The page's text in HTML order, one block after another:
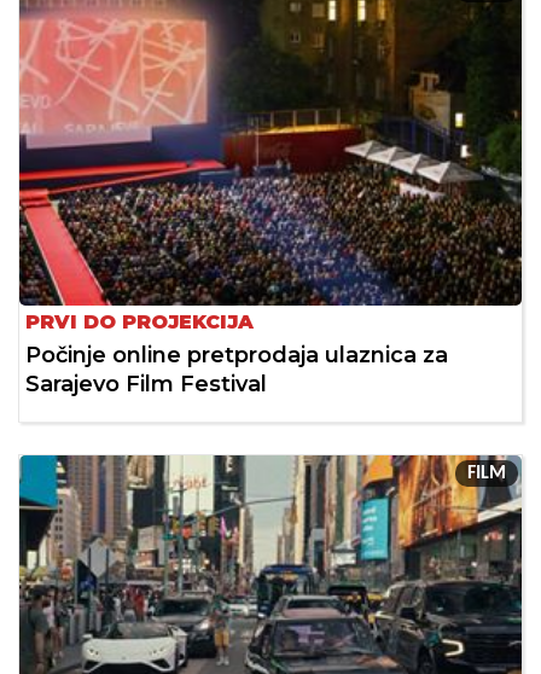
PRVI DO PROJEKCIJA
Počinje online pretprodaja ulaznica za
Sarajevo Film Festival
FILM